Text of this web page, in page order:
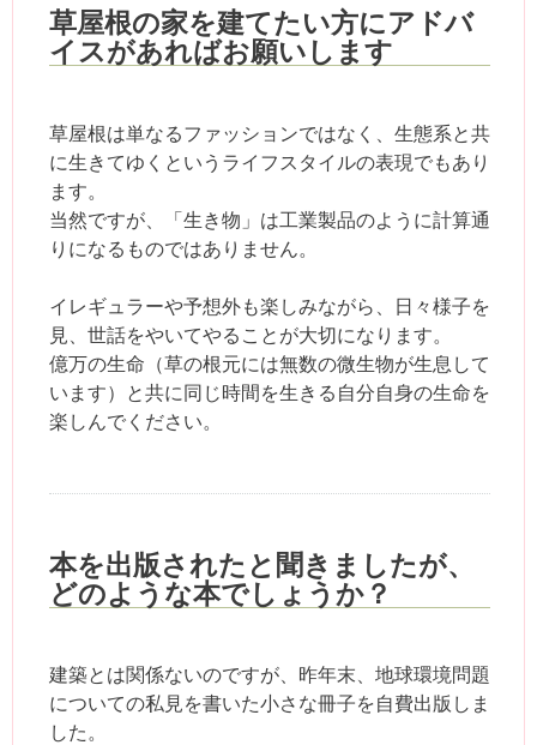
草屋根の家を建てたい方にアドバ
イスがあればお願いします
草屋根は単なるファッションではなく、生態系と共
に生きてゆくというライフスタイルの表現でもあり
ます。
当然ですが、「生き物」は工業製品のように計算通
りになるものではありません。
イレギュラーや予想外も楽しみながら、日々様子を
見、世話をやいてやることが大切になります。
億万の生命（草の根元には無数の微生物が生息して
います）と共に同じ時間を生きる自分自身の生命を
楽しんでください。
本を出版されたと聞きましたが、
どのような本でしょうか？
建築とは関係ないのですが、昨年末、地球環境問題
についての私見を書いた小さな冊子を自費出版しま
した。